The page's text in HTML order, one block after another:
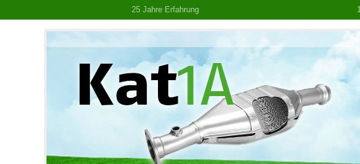
25 Jahre Erfahrung